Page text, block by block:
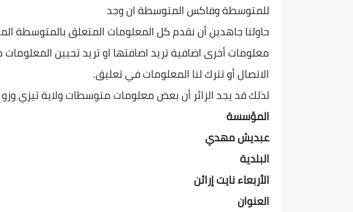
للمتوسطة وفاكس المتوسطة ان وجد
حاولنا جاهدين أن نقدم كل المعلومات المتعلق بالمتوسطة
معلومات أخرى اضافية تريد اضافتها او تريد تحيين المعلومات
الاتصال أو تترك لنا المعلومات في تعليق.
لذلك قد يجد الزائر أن بعض معلومات متوسطات ولاية تيزي
المؤسسة
عبديش مهدي
البلدية
الأربعاء نايت إراثن
العنوان